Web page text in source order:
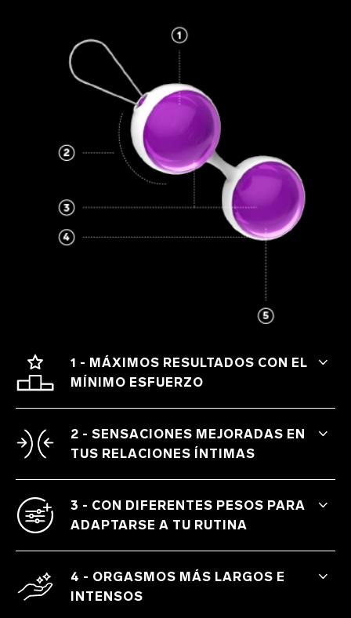
1 - MÁXIMOS RESULTADOS CON EL
MÍNIMO ESFUERZO
que hace que los músculos del suelo
pélvico se activen.
2 - SENSACIONES MEJORADAS EN
TUS RELACIONES ÍNTIMAS
tanto tú como tu pareja gocéis de
sensaciones más intensas.
3 - CON DIFERENTES PESOS PARA
ADAPTARSE A TU RUTINA
LELO Beads™ Classic, Mini o Plus.
4 - ORGASMOS MÁS LARGOS E
INTENSOS